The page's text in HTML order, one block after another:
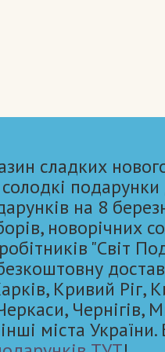
сладких
на 8
новорічних
"Світ
Кривий Ріг,
Чернігів,
міста